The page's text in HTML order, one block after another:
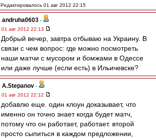
Редактировалось 01 авг 2012 22:15
andruha0603 -
01 авг 2012 22:13
Добрый вечер, завтра отбываю на Украину. В
связи с чем вопрос: где можно посмотреть
наши матчи с мусором и бомжами в Одессе
или даже лучше (если есть) в Ильичевске?
A.Stepanov -
01 авг 2012 22:12
добавлю еще. один клоун доказывает, что
именно он точно знает когда будет матч,
потому что он работает, работает. второй
просто сыпиться в каждом предложении,